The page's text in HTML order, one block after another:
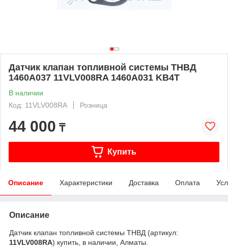
Датчик клапан топливной системы ТНВД
1460A037 11VLV008RA 1460A031 KB4T
В наличии
Код: 11VLV008RA
Розница
44 000 ₸
Купить
Описание Характеристики Доставка Оплата
Описание
Датчик клапан топливной системы ТНВД (артикул:
11VLV008RA) купить, в наличии, Алматы.